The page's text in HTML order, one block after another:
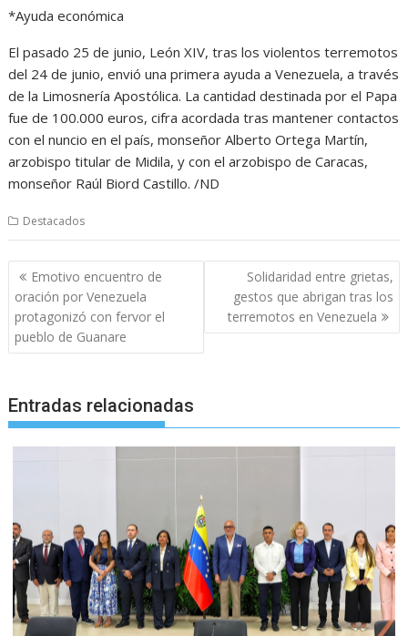
*Ayuda económica
El pasado 25 de junio, León XIV, tras los violentos terremotos
del 24 de junio, envió una primera ayuda a Venezuela, a través
de la Limosnería Apostólica. La cantidad destinada por el Papa
fue de 100.000 euros, cifra acordada tras mantener contactos
con el nuncio en el país, monseñor Alberto Ortega Martín,
arzobispo titular de Midila, y con el arzobispo de Caracas,
monseñor Raúl Biord Castillo. /ND
Destacados
Navegación
de
entradas
Emotivo encuentro de
oración por Venezuela
protagonizó con fervor el
pueblo de Guanare
Solidaridad entre grietas,
gestos que abrigan tras los
terremotos en Venezuela
Entradas relacionadas